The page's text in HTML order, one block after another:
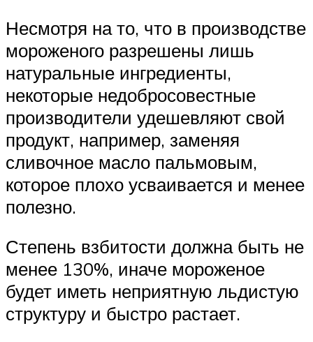
Несмотря на то, что в производстве
мороженого разрешены лишь
натуральные ингредиенты,
некоторые недобросовестные
производители удешевляют свой
продукт, например, заменяя
сливочное масло пальмовым,
которое плохо усваивается и менее
полезно.
Степень взбитости должна быть не
менее 130%, иначе мороженое
будет иметь неприятную льдистую
структуру и быстро растает.